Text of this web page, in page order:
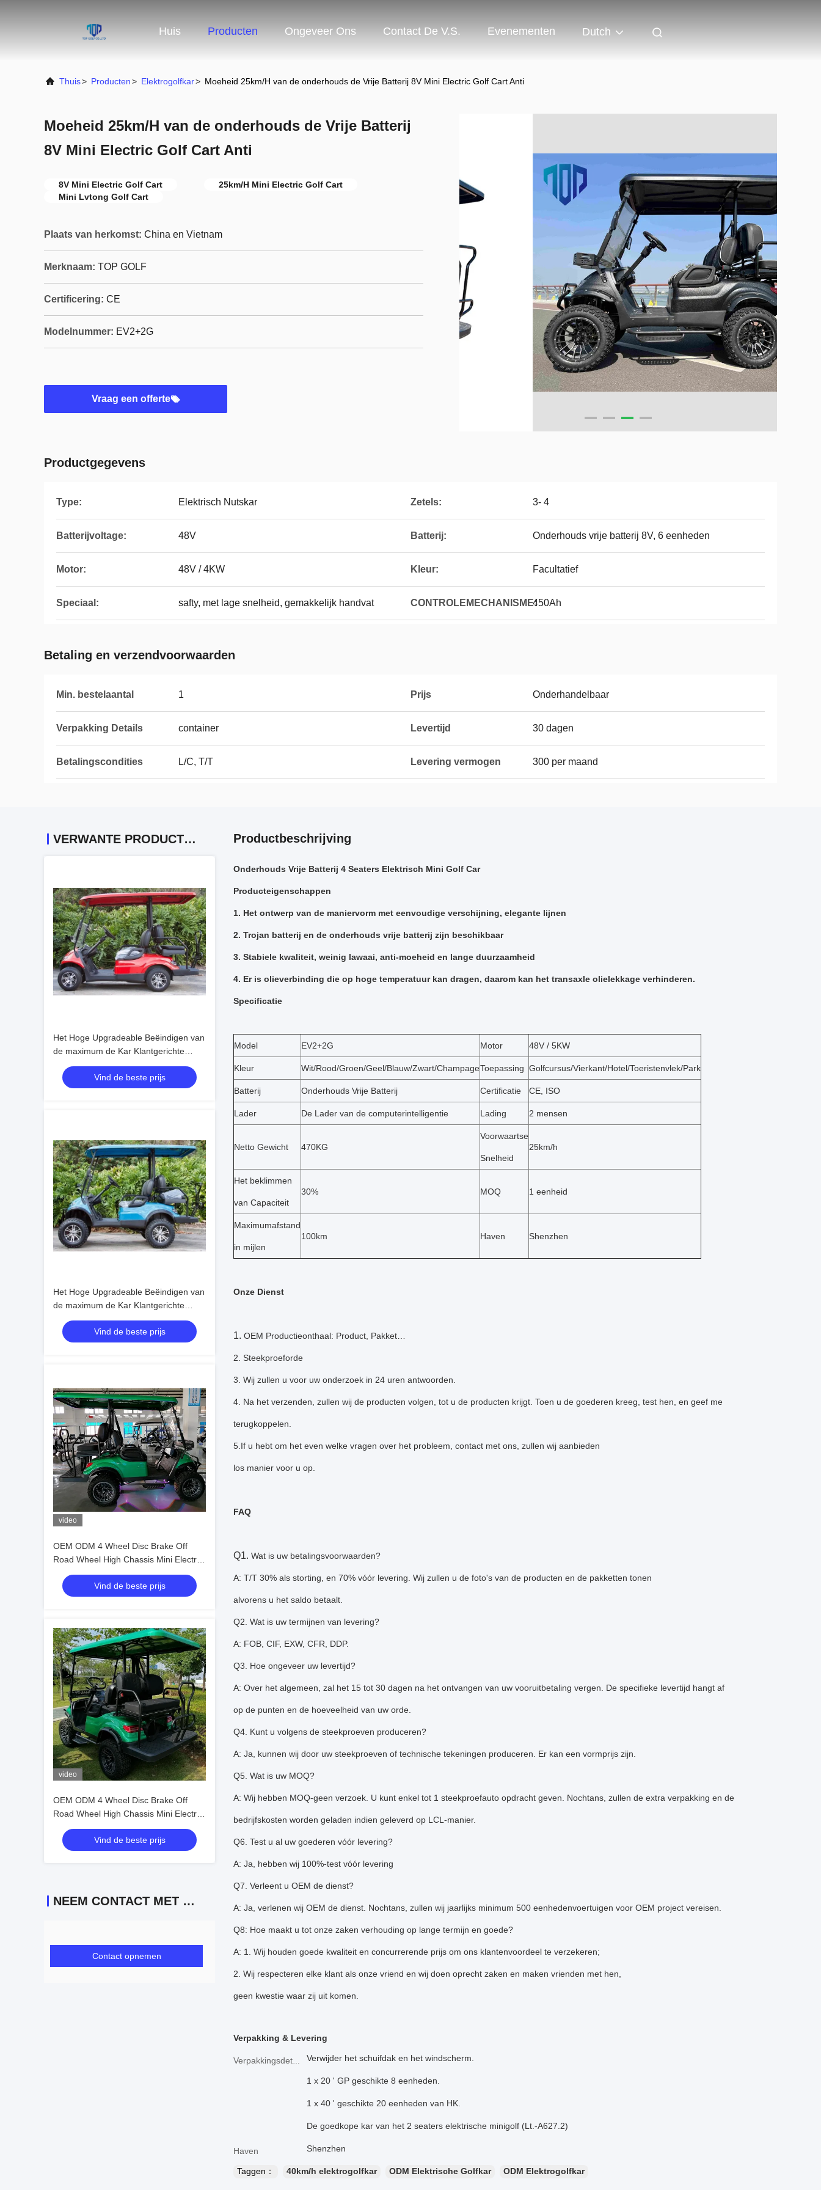
Huis Producten Ongeveer Ons Contact De V.S. Evenementen Dutch
Thuis> Producten> Elektrogolfkar> Moeheid 25km/H van de onderhouds de Vrije Batterij 8V Mini Electric Golf Cart Anti
Moeheid 25km/H van de onderhouds de Vrije Batterij
8V Mini Electric Golf Cart Anti
8V Mini Electric Golf Cart
25km/H Mini Electric Golf Cart
Mini Lvtong Golf Cart
Plaats van herkomst: China en Vietnam
Merknaam: TOP GOLF
Certificering: CE
Modelnummer: EV2+2G
Vraag een offerte
Productgegevens
Type: Elektrisch Nutskar Zetels: 3- 4
Batterijvoltage: 48V Batterij: Onderhouds vrije batterij 8V, 6 eenheden
Motor: 48V / 4KW Kleur: Facultatief
Speciaal: safty, met lage snelheid, gemakkelijk handvat CONTROLEMECHANISME:450Ah
Betaling en verzendvoorwaarden
Min. bestelaantal 1 Prijs Onderhandelbaar
Verpakking Details container Levertijd 30 dagen
Betalingscondities L/C, T/T Levering vermogen 300 per maand
VERWANTE PRODUCTEN
Het Hoge Upgradeable Beëindigen van
de maximum de Kar Klantgerichte
Kleur van het Snelheids30mph
Elektrische GolfVind de beste prijs
Het Hoge Upgradeable Beëindigen van
de maximum de Kar Klantgerichte
Kleur van het Snelheids Elektrische
30mph GolfVind de beste prijs
video
OEM ODM 4 Wheel Disc Brake Off
Road Wheel High Chassis Mini Electric
Golfkarretjes 10 inch IP66 Display 4
zitplaatsen Golfkarretje
Vind de beste prijs
video
OEM ODM 4 Wheel Disc Brake Off
Road Wheel High Chassis Mini Electric
Golfkarretjes 10 inch IP66 Display 4
zitplaatsen Golfkarretje
Vind de beste prijs
NEEM CONTACT MET ONS OP
Contact opnemen
Productbeschrijving
Onderhouds Vrije Batterij 4 Seaters Elektrisch Mini Golf Car
Producteigenschappen
1. Het ontwerp van de maniervorm met eenvoudige verschijning, elegante lijnen
2. Trojan batterij en de onderhouds vrije batterij zijn beschikbaar
3. Stabiele kwaliteit, weinig lawaai, anti-moeheid en lange duurzaamheid
4. Er is olieverbinding die op hoge temperatuur kan dragen, daarom kan het transaxle olielekkage verhinderen.
Specificatie
Model EV2+2G Motor 48V / 5KW
Kleur Wit/Rood/Groen/Geel/Blauw/Zwart/ChampageToepassing Golfcursus/Vierkant/Hotel/Toeristenvlek/Park
Batterij Onderhouds Vrije Batterij Certificatie CE, ISO
Lader De Lader van de computerintelligentie Lading 2 mensen
Netto Gewicht 470KG
Voorwaartse
Snelheid
25km/h
Het beklimmen
van Capaciteit
30% MOQ 1 eenheid
Maximumafstand
in mijlen
100km Haven Shenzhen
Onze Dienst
1. OEM Productieonthaal: Product, Pakket…
2. Steekproeforde
3. Wij zullen u voor uw onderzoek in 24 uren antwoorden.
4. Na het verzenden, zullen wij de producten volgen, tot u de producten krijgt. Toen u de goederen kreeg, test hen, en geef me
terugkoppelen.
5.If u hebt om het even welke vragen over het probleem, contact met ons, zullen wij aanbieden
los manier voor u op.
FAQ
Q1. Wat is uw betalingsvoorwaarden?
A: T/T 30% als storting, en 70% vóór levering. Wij zullen u de foto's van de producten en de pakketten tonen
alvorens u het saldo betaalt.
Q2. Wat is uw termijnen van levering?
A: FOB, CIF, EXW, CFR, DDP.
Q3. Hoe ongeveer uw levertijd?
A: Over het algemeen, zal het 15 tot 30 dagen na het ontvangen van uw vooruitbetaling vergen. De specifieke levertijd hangt af
op de punten en de hoeveelheid van uw orde.
Q4. Kunt u volgens de steekproeven produceren?
A: Ja, kunnen wij door uw steekproeven of technische tekeningen produceren. Er kan een vormprijs zijn.
Q5. Wat is uw MOQ?
A: Wij hebben MOQ-geen verzoek. U kunt enkel tot 1 steekproefauto opdracht geven. Nochtans, zullen de extra verpakking en de
bedrijfskosten worden geladen indien geleverd op LCL-manier.
Q6. Test u al uw goederen vóór levering?
A: Ja, hebben wij 100%-test vóór levering
Q7. Verleent u OEM de dienst?
A: Ja, verlenen wij OEM de dienst. Nochtans, zullen wij jaarlijks minimum 500 eenhedenvoertuigen voor OEM project vereisen.
Q8: Hoe maakt u tot onze zaken verhouding op lange termijn en goede?
A: 1. Wij houden goede kwaliteit en concurrerende prijs om ons klantenvoordeel te verzekeren;
2. Wij respecteren elke klant als onze vriend en wij doen oprecht zaken en maken vrienden met hen,
geen kwestie waar zij uit komen.
Verpakking & Levering
Verpakkingsdetails Verwijder het schuifdak en het windscherm.
1 x 20 ' GP geschikte 8 eenheden.
1 x 40 ' geschikte 20 eenheden van HK.
De goedkope kar van het 2 seaters elektrische minigolf (Lt.-A627.2)
Haven Shenzhen
Taggen： 40km/h elektrogolfkar ODM Elektrische Golfkar ODM Elektrogolfkar